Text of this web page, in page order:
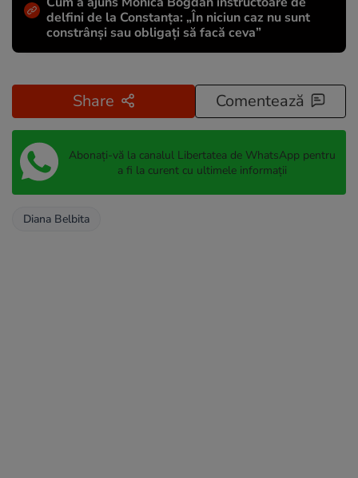
delfini de la Constanța: „În niciun caz nu sunt
constrânși sau obligați să facă ceva”
Share Comentează
Abonați-vă la canalul Libertatea de WhatsApp pentru
a fi la curent cu ultimele informații
Diana Belbita